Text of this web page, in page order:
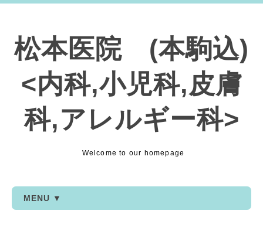
松本医院 (本駒込)
<内科,小児科,皮膚
科,アレルギー科>
Welcome to our homepage
MENU ▼